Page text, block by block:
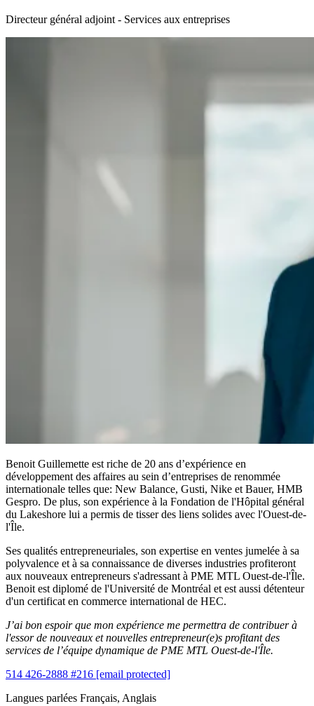
Directeur général adjoint - Services aux entreprises
Benoit Guillemette est riche de 20 ans d’expérience en
développement des affaires au sein d’entreprises de renommée
internationale telles que: New Balance, Gusti, Nike et Bauer, HMB
Gespro. De plus, son expérience à la Fondation de l'Hôpital général
du Lakeshore lui a permis de tisser des liens solides avec l'Ouest-de-
l'Île.
Ses qualités entrepreneuriales, son expertise en ventes jumelée à sa
polyvalence et à sa connaissance de diverses industries profiteront
aux nouveaux entrepreneurs s'adressant à PME MTL Ouest-de-l'Île.
Benoit est diplomé de l'Université de Montréal et est aussi détenteur
d'un certificat en commerce international de HEC.
J’ai bon espoir que mon expérience me permettra de contribuer à
l'essor de nouveaux et nouvelles entrepreneur(e)s profitant des
services de l’équipe dynamique de PME MTL Ouest-de-l'Île.
514 426-2888 #216 [email protected]
Langues parlées Français, Anglais